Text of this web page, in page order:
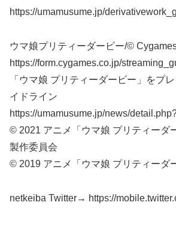
https://umamusume.jp/
ウマ娘プリティーダービー/©
https://form.cygames.co.jp/
「ウマ娘 プリティーダービー」をプ
イドライン
https://umamusume.jp/news/
© 2021 アニメ「ウマ娘 プリティーダ
製作委員会
© 2019 アニメ「ウマ娘 プリティーダ
netkeiba Twitter→ https://